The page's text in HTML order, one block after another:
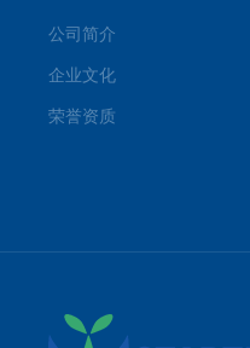
公司简介
企业文化
荣誉资质